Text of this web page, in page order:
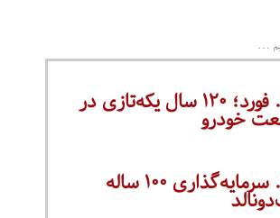
…
38. فورد؛ ۱۲۰ سال یکه‌تازی در
خودرو
39. سرمایه‌گذاری ۱۰۰ ساله